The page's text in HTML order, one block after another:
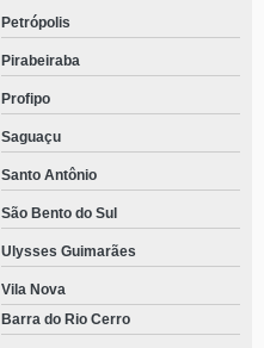
Petrópolis
Pirabeiraba
Profipo
Saguaçu
Santo Antônio
São Bento do Sul
Ulysses Guimarães
Vila Nova
Barra do Rio Cerro